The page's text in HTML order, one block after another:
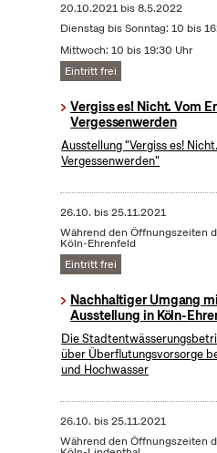
20.10.2021bis8.5.2022
Dienstag bis Sonntag: 10 bis
Mittwoch: 10 bis 19:30 Uhr
Eintritt frei
Vergiss es! Nicht. Vom
Vergessenwerden
Ausstellung "Vergiss es!
Vergessenwerden"
26.10. bis25.11.2021
Während den Öffnungszeiten
Köln-Ehrenfeld
Eintritt frei
Nachhaltiger Umgang
Ausstellung in Köln-
Die
über Überflutungsvorsorge
und Hochwasser
26.10. bis25.11.2021
Während den Öffnungszeiten